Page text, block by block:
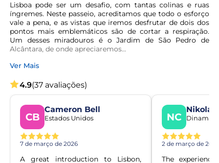
Lisboa pode ser um desafio, com tantas colinas e ruas
íngremes. Neste passeio, acreditamos que todo o esforço
vale a pena, e as vistas que iremos desfrutar de dois dos
pontos mais emblemáticos são de cortar a respiração.
Um desses miradouros é o Jardim de São Pedro de
Alcântara, de onde apreciaremos...
Ver Mais
4.9(37 avaliações)
CB
Cameron Bell
Estados Unidos
7 de março de 2026
A great introduction to Lisbon,
NC
Nikolaj
2 de março de 2026
The